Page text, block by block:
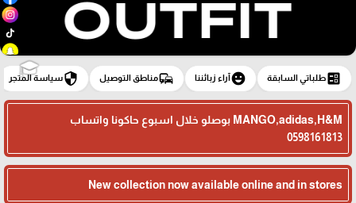
🎓 ballotطلباتي السابقة emoji_emotions آراء زبائننا commuteمناطق التوصيل securityسياسة المتجر
MANGO,adidas,H&M بوصلو خلال اسبوع حاكونا واتساب
0598161813
New collection now available online and in stores